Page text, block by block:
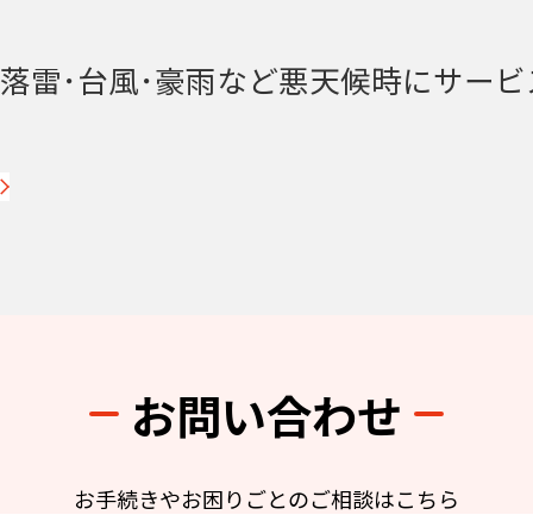
落雷･台風･豪雨など悪天候時にサー
お問い合わせ
お手続きやお困りごとのご相談はこちら